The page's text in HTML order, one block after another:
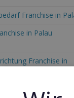
Franchise in
in Palau
Franchise in
Systemgastronomie